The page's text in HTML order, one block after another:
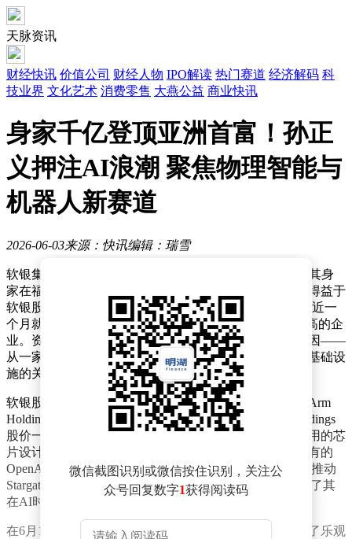
天脉资讯
财经快讯 价值公司 财经人物 IPO解读 热门赛道 经济解码 科
技业界 文化艺术 消费零售 大燕公益 商业快讯
身家千亿登顶亚洲首富！孙正
义押注AI浪潮 聚焦物理智能与
机器人新赛道
2026-06-03来源：快讯编辑：瑞雪
软银集团创始人兼CEO孙正义近日再度成为亚洲首富，其身
家在福布斯实时富豪榜上攀升至1007亿美元。这一成就得益于
软银股价的显著上涨，过去一年累计涨幅约350%，仅最近一
个月就上涨约57%，甚至一度超越丰田成为日本市值最高的企
业。资本市场对软银的重新定位是其股价飙升的核心原因——
从一家投资科技初创企业的公司，转变为全球人工智能基础设
施的关键参与者。
软银股价的强劲表现主要归功于其持有的芯片设计公司Arm
Holdings的87%股份。随着AI算力需求的爆发，Arm Holdings
股价一路攀升，投资者对其适用于数据中心人工智能应用的芯
片设计趋之若鹜，目前市值已达约3750亿美元。软银持有的
OpenAI 11%股份也因估值提升而受到关注。公司还通过推动
Stargate项目及欧美超大规模数据中心建设，进一步巩固了其
在AI时代的“基础设施平台”地位。
在6月1日的采访中，孙正义对人工智能产业的前景表达了乐观
微信截图识别或微信按住识别，关注公
众号回复数字1获得阅读码